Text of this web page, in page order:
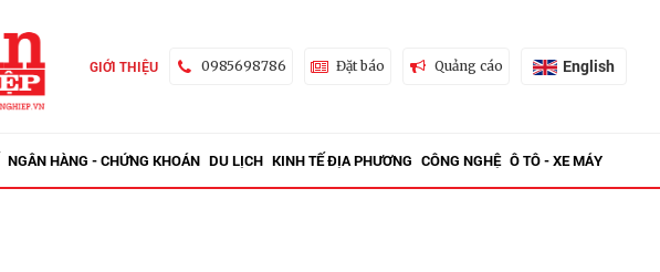
GIỚI THIỆU 0985698786 Đặt báo Quảng cáo English
NGÂN HÀNG - CHỨNG KHOÁN DU LỊCH KINH TẾ ĐỊA PHƯƠNG CÔNG NGHỆ Ô TÔ - XE MÁY